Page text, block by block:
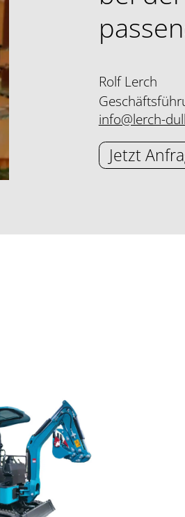
Rolf Lerch
info@lerch-
Jetzt